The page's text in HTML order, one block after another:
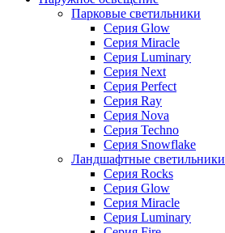
Парковые светильники
Серия Glow
Серия Miracle
Серия Luminary
Серия Next
Серия Perfect
Серия Ray
Серия Nova
Серия Techno
Серия Snowflake
Ландшафтные светильники
Серия Rocks
Серия Glow
Серия Miracle
Серия Luminary